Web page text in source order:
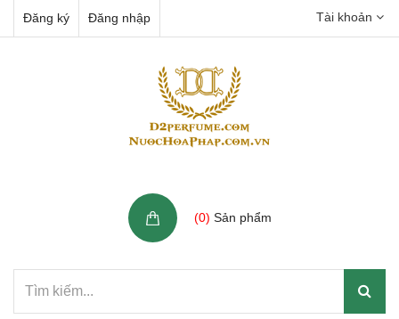
Đăng ký Đăng nhập Tài khoản
(0) Sản phẩm